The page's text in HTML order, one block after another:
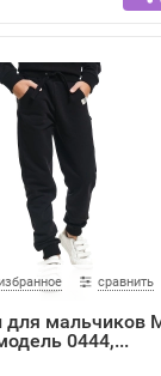
сравнить
для мальчиков
0444,...